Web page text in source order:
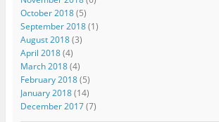
October 2018(5)
September 2018(1)
August 2018(3)
April 2018(4)
March 2018(4)
February 2018(5)
January 2018(14)
December 2017(7)